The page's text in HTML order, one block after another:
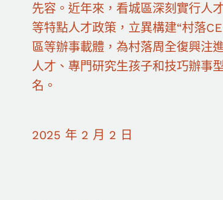
先容。近年來，看城區深刻實行人
等特點人才政策，立異構建“村落
區等辦事載體，為村落周全復興注
人才、專門研究生孩子和技巧辦事
名。
2025 年 2 月 2 日